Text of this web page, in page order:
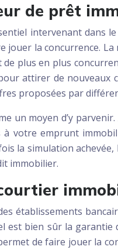
de prêt
intervenant dans
la concurrence.
de plus en plus
attirer de
proposées par
un moyen d’y
votre emprunt
la simulation
immobilier.
établissements
est bien sûr la
de faire jouer la